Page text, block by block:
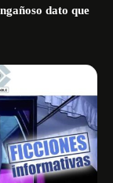
dato que